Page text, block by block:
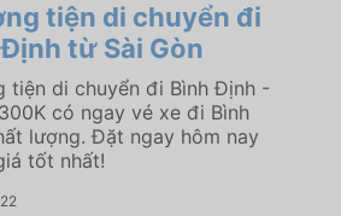
tiện di chuyển đi
từ Sài Gòn
tiện di chuyển đi Bình Định -
có ngay vé xe đi Bình
lượng. Đặt ngay hôm nay
tốt nhất!